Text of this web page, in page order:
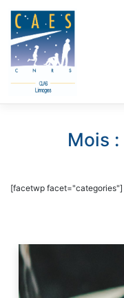
content
Mois :
[facetwp facet="categories"]